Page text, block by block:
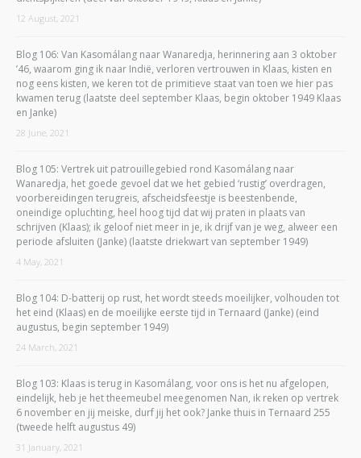
12 August, 2021
Blog 106: Van Kasomálang naar Wanaredja, herinnering aan 3 oktober
’46, waarom ging ik naar Indië, verloren vertrouwen in Klaas, kisten en
nog eens kisten, we keren tot de primitieve staat van toen we hier pas
kwamen terug (laatste deel september Klaas, begin oktober 1949 Klaas
en Janke)
28 June, 2021
Blog 105: Vertrek uit patrouillegebied rond Kasomálang naar
Wanaredja, het goede gevoel dat we het gebied ‘rustig’ overdragen,
voorbereidingen terugreis, afscheidsfeestje is beestenbende,
oneindige opluchting, heel hoog tijd dat wij praten in plaats van
schrijven (Klaas); ik geloof niet meer in je, ik drijf van je weg, alweer een
periode afsluiten (Janke) (laatste driekwart van september 1949)
4 May, 2021
Blog 104: D-batterij op rust, het wordt steeds moeilijker, volhouden tot
het eind (Klaas) en de moeilijke eerste tijd in Ternaard (Janke) (eind
augustus, begin september 1949)
24 March, 2021
Blog 103: Klaas is terug in Kasomálang, voor ons is het nu afgelopen,
eindelijk, heb je het theemeubel meegenomen Nan, ik reken op vertrek
6 november en jij meiske, durf jij het ook? Janke thuis in Ternaard 255
(tweede helft augustus 49)
31 January, 2021